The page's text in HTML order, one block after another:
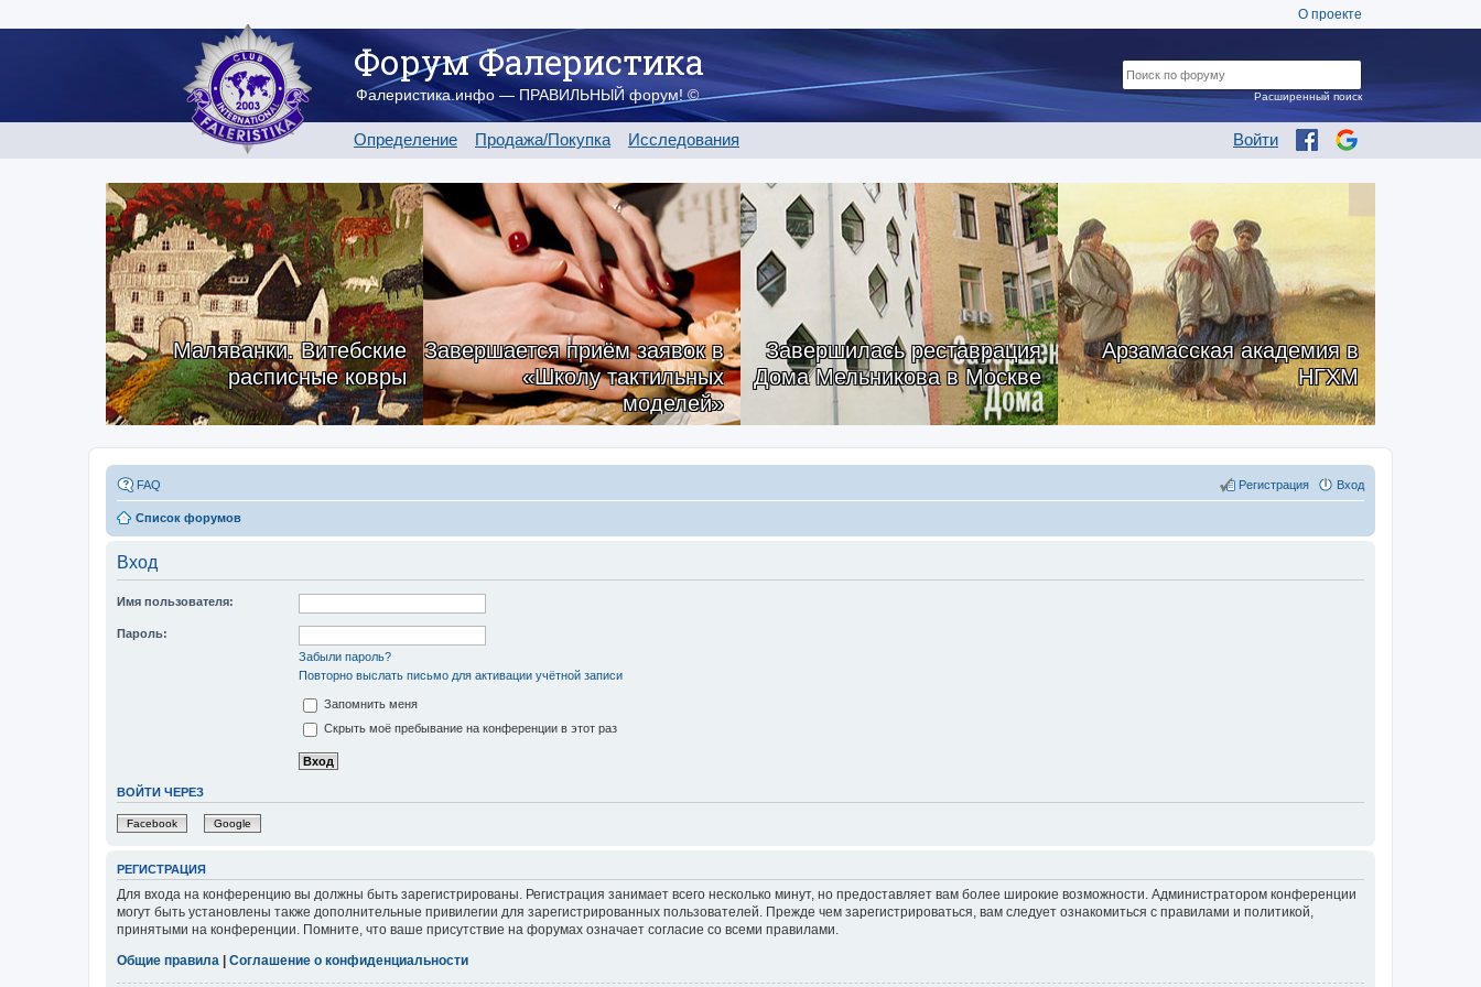
О проекте
Форум Фалеристика
Фалеристика.инфо — ПРАВИЛЬНЫЙ форум! ©
Определение Продажа/Покупка Исследования Войти
Расширенный поиск
Маляванки. Витебские
расписные ковры
Завершается приём заявок в
«Школу тактильных
моделей»
Завершилась реставрация
Дома Мельникова в Москве
Арзамасская академия в
НГХМ
FAQ Вход
Регистрация
Список форумов
Вход
Имя пользователя:
Пароль:
Забыли пароль?
Повторно выслать письмо для активации учётной записи
Запомнить меня
Скрыть моё пребывание на конференции в этот раз
ВОЙТИ ЧЕРЕЗ
Facebook Google
РЕГИСТРАЦИЯ
Для входа на конференцию вы должны быть зарегистрированы. Регистрация занимает всего несколько минут, но предоставляет вам более широкие возможности. Администратором конференции
могут быть установлены также дополнительные привилегии для зарегистрированных пользователей. Прежде чем зарегистрироваться, вам следует ознакомиться с правилами и политикой,
принятыми на конференции. Помните, что ваше присутствие на форумах означает согласие со всеми правилами.
Общие правила
Соглашение о конфиденциальности